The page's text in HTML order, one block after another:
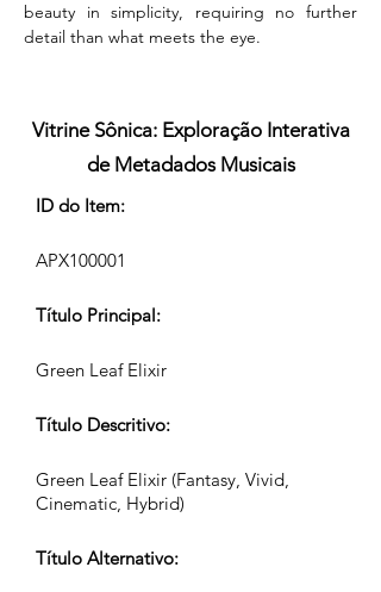
beauty in simplicity, requiring no further
detail than what meets the eye.
Vitrine Sônica: Exploração Interativa
de Metadados Musicais
ID do Item:
APX100001
Título Principal:
Green Leaf Elixir
Título Descritivo:
Green Leaf Elixir (Fantasy, Vivid,
Cinematic, Hybrid)
Título Alternativo: